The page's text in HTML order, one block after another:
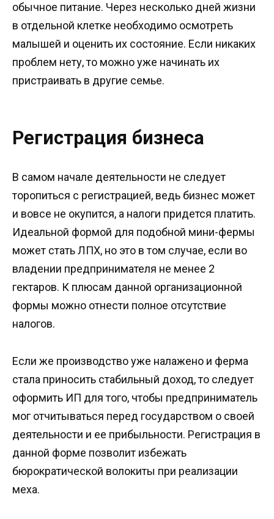
обычное питание. Через несколько дней жизни
в отдельной клетке необходимо осмотреть
малышей и оценить их состояние. Если никаких
проблем нету, то можно уже начинать их
пристраивать в другие семье.
Регистрация бизнеса
В самом начале деятельности не следует
торопиться с регистрацией, ведь бизнес может
и вовсе не окупится, а налоги придется платить.
Идеальной формой для подобной мини-фермы
может стать ЛПХ, но это в том случае, если во
владении предпринимателя не менее 2
гектаров. К плюсам данной организационной
формы можно отнести полное отсутствие
налогов.
Если же производство уже налажено и ферма
стала приносить стабильный доход, то следует
оформить ИП для того, чтобы предприниматель
мог отчитываться перед государством о своей
деятельности и ее прибыльности. Регистрация в
данной форме позволит избежать
бюрократической волокиты при реализации
меха.